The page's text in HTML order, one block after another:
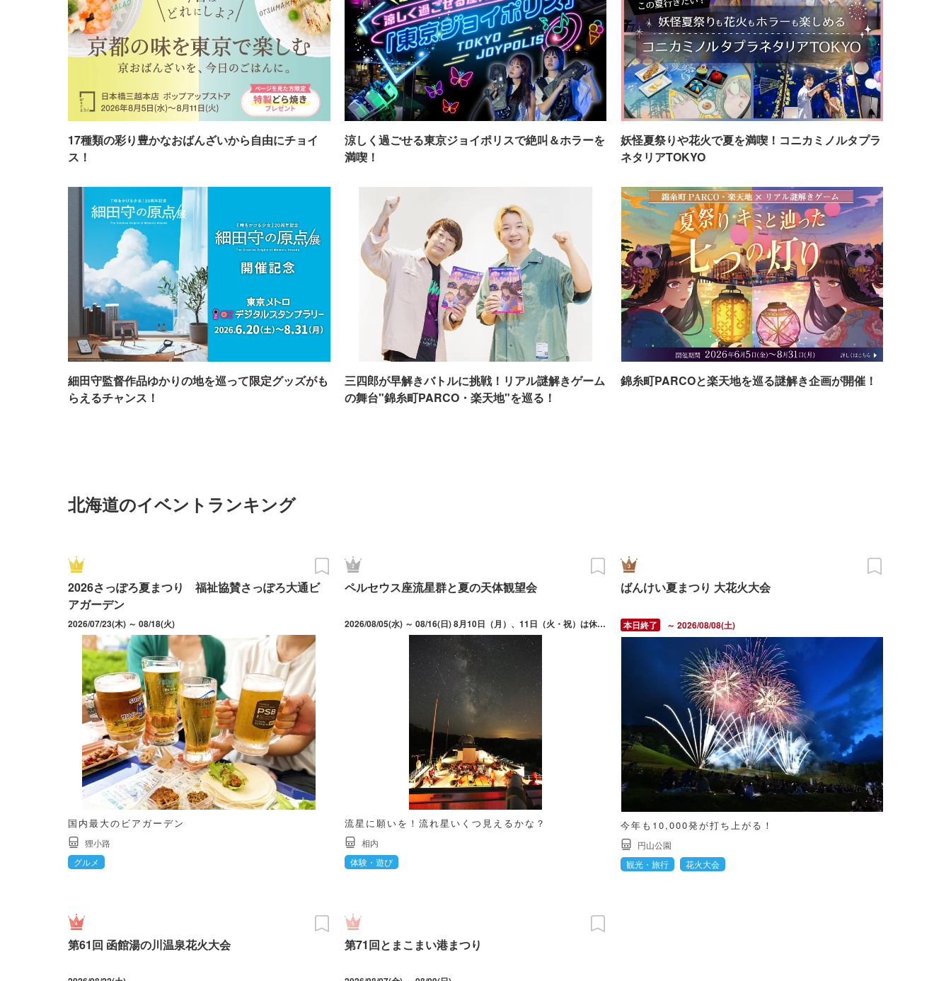
17種類の彩り豊かなおばんざいから自由にチョイ
ス！
涼しく過ごせる東京ジョイポリスで絶叫＆ホラーを
満喫！
妖怪夏祭りや花火で夏を満喫！コニカミノルタプラ
ネタリアTOKYO
細田守監督作品ゆかりの地を巡って限定グッズがも
らえるチャンス！
三四郎が早解きバトルに挑戦！リアル謎解きゲーム
の舞台"錦糸町PARCO・楽天地"を巡る！
錦糸町PARCOと楽天地を巡る謎解き企画が開催！
北海道のイベントランキング
2026さっぽろ夏まつり 福祉協賛さっぽろ大通ビ
アガーデン
2026/07/23(木) ～ 08/18(火)
国内最大のビアガーデン
狸小路
グルメ
ペルセウス座流星群と夏の天体観望会
2026/08/05(水) ～ 08/16(日) 8月10日（月）、11日（火・祝）は休館。開館時間は14時～22時30分、説明会は土曜日・日曜日と12日・13日のみ、19時30分～（約25分）。観望会は空が暗くなり次第開催、屋上広場に寝転がって流れ星を探すことができる。空がおおよそ暗くなるのは20時頃～、しっかり暗くなるのは20時30分頃～。
流星に願いを！流れ星いくつ見えるかな？
相内
体験・遊び
ばんけい夏まつり 大花火大会
～ 2026/08/08(土)
今年も10,000発が打ち上がる！
円山公園
観光・旅行
花火大会
第61回 函館湯の川温泉花火大会 第71回とまこまい港まつり